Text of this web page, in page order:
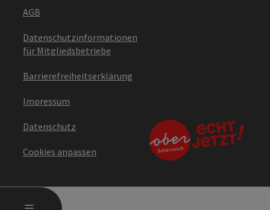
AGB
Datenschutzinformationen
für Mitgliedsbetriebe
Barrierefreiheitserklärung
Impressum
Datenschutz
Cookies anpassen